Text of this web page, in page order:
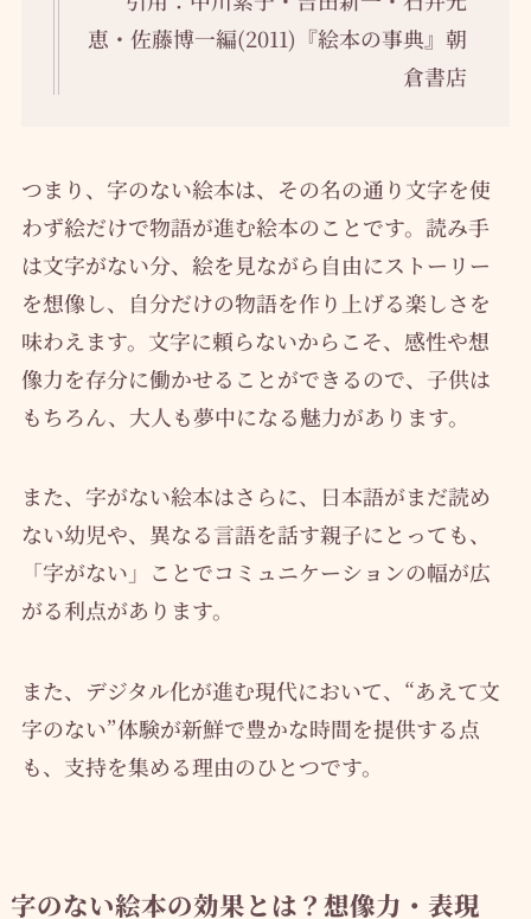
恵・佐藤博一編(2011)『絵本の事典』朝
倉書店
つまり、字のない絵本は、その名の通り文字を使
わず絵だけで物語が進む絵本のことです。読み手
は文字がない分、絵を見ながら自由にストーリー
を想像し、自分だけの物語を作り上げる楽しさを
味わえます。文字に頼らないからこそ、感性や想
像力を存分に働かせることができるので、子供は
もちろん、大人も夢中になる魅力があります。
また、字がない絵本はさらに、日本語がまだ読め
ない幼児や、異なる言語を話す親子にとっても、
「字がない」ことでコミュニケーションの幅が広
がる利点があります。
また、デジタル化が進む現代において、“あえて文
字のない”体験が新鮮で豊かな時間を提供する点
も、支持を集める理由のひとつです。
字のない絵本の効果とは？想像力・表現